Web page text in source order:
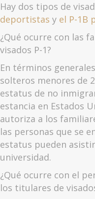
Hay dos tipos de
deportistas y el P-1B
¿Qué ocurre con las
visados P-1?
En términos
solteros menores de
estatus de no
estancia en Estados
autoriza a los
las personas que se
estatus pueden
universidad.
¿Qué ocurre con el
los titulares de